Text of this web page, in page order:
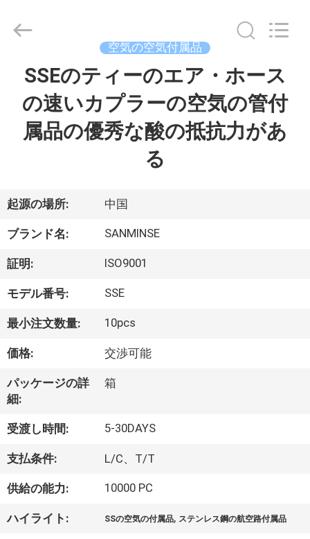
ク
ト
私
達
つ
い
て
工
場
旅
Reserved.
空気の空気付属品
SSEのティーのエア・ホース
の速いカプラーの空気の管付
属品の優秀な酸の抵抗力があ
る
起源の場所: 中国
ブランド名: SANMINSE
証明: ISO9001
モデル番号: SSE
最小注文数量: 10pcs
価格: 交渉可能
パッケージの詳
細:
箱
受渡し時間: 5-30DAYS
支払条件: L/C、T/T
供給の能力: 10000 PC
ハイライト: SSの空気の付属品, ステンレス鋼の航空路付属品